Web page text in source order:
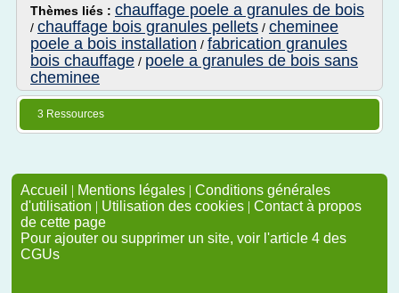
Thèmes liés : chauffage poele a granules de bois
/ chauffage bois granules pellets / cheminee
poele a bois installation / fabrication granules
bois chauffage / poele a granules de bois sans
cheminee
3 Ressources
Accueil | Mentions légales | Conditions générales
d'utilisation | Utilisation des cookies | Contact à propos
de cette page
Pour ajouter ou supprimer un site, voir l'article 4 des
CGUs